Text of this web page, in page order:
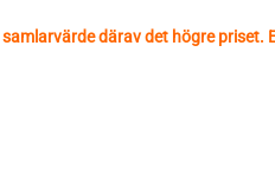
därav det högre priset.